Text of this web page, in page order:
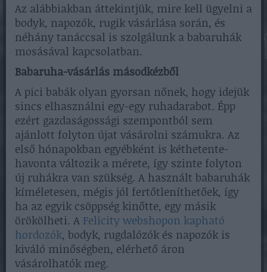
Az alábbiakban áttekintjük, mire kell ügyelni a
bodyk, napozók, rugik vásárlása során, és
néhány tanáccsal is szolgálunk a babaruhák
mosásával kapcsolatban.
Babaruha-vásárlás másodkézből
A pici babák olyan gyorsan nőnek, hogy idejük
sincs elhasználni egy-egy ruhadarabot. Épp
ezért gazdaságossági szempontból sem
ajánlott folyton újat vásárolni számukra. Az
első hónapokban egyébként is kéthetente-
havonta változik a mérete, így szinte folyton
új ruhákra van szükség. A használt babaruhák
kíméletesen, mégis jól fertőtleníthetőek, így
ha az egyik csöppség kinőtte, egy másik
örökölheti. A Felicity webshopon kapható
hordozók, bodyk, rugdalózók és napozók is
kiváló minőségben, elérhető áron
vásárolhatók meg.